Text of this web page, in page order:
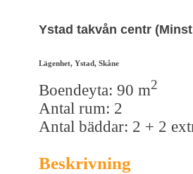
Ystad takvån centr
Lägenhet, Ystad, Skåne
Boendeyta: 90 m2
Antal rum: 2
Antal bäddar: 2 + 2
Beskrivning